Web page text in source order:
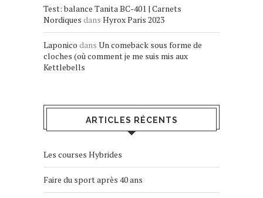
Test: balance Tanita BC-401 | Carnets
Nordiques dans Hyrox Paris 2023
Laponico dans Un comeback sous forme de
cloches (où comment je me suis mis aux
Kettlebells
ARTICLES RÉCENTS
Les courses Hybrides
Faire du sport après 40 ans